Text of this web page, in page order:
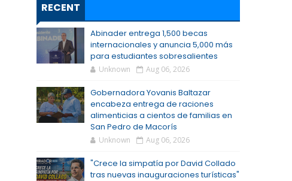
RECENT
Abinader entrega 1,500 becas
internacionales y anuncia 5,000 más
para estudiantes sobresalientes
Unknown Aug 06, 2026
Gobernadora Yovanis Baltazar
encabeza entrega de raciones
alimenticias a cientos de familias en
San Pedro de Macorís
Unknown Aug 06, 2026
"Crece la simpatía por David Collado
tras nuevas inauguraciones turísticas"